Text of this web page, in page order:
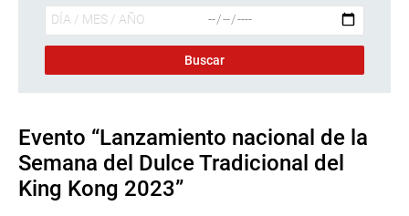
Evento “Lanzamiento nacional de la
Semana del Dulce Tradicional del
King Kong 2023”